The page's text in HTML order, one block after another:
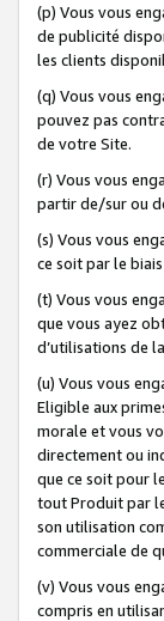
(p) Vous vous
de publicité
les clients
(q) Vous vous
pouvez pas
de votre Site.
(r) Vous vous
partir de/sur ou
(s) Vous vous
ce soit par le
(t) Vous vous
que vous ayez
d’utilisations de
(u) Vous vous
Eligible aux
morale et vous
directement ou
que ce soit pour
tout Produit par
son utilisation
commerciale de
(v) Vous vous
compris en